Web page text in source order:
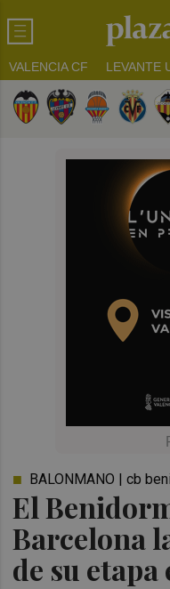
VALENCIA CF LEVANTE
El
Barcelona
de su etapa
BALONMANO | cb